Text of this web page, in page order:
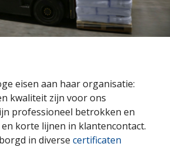
eisen aan haar organisatie:
kwaliteit zijn voor ons
professioneel betrokken en
korte lijnen in klantencontact.
in diverse certificaten